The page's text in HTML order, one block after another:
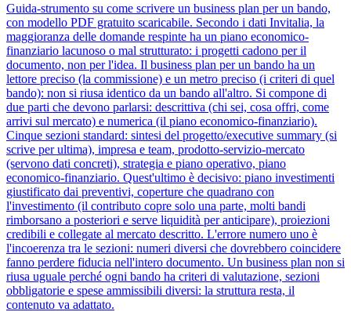
Guida-strumento su come scrivere un business plan per un bando,
con modello PDF gratuito scaricabile. Secondo i dati Invitalia, la
maggioranza delle domande respinte ha un piano economico-
finanziario lacunoso o mal strutturato: i progetti cadono per il
documento, non per l'idea. Il business plan per un bando ha un
lettore preciso (la commissione) e un metro preciso (i criteri di quel
bando): non si riusa identico da un bando all'altro. Si compone di
due parti che devono parlarsi: descrittiva (chi sei, cosa offri, come
arrivi sul mercato) e numerica (il piano economico-finanziario).
Cinque sezioni standard: sintesi del progetto/executive summary (si
scrive per ultima), impresa e team, prodotto-servizio-mercato
(servono dati concreti), strategia e piano operativo, piano
economico-finanziario. Quest'ultimo è decisivo: piano investimenti
giustificato dai preventivi, coperture che quadrano con
l'investimento (il contributo copre solo una parte, molti bandi
rimborsano a posteriori e serve liquidità per anticipare), proiezioni
credibili e collegate al mercato descritto. L'errore numero uno è
l'incoerenza tra le sezioni: numeri diversi che dovrebbero coincidere
fanno perdere fiducia nell'intero documento. Un business plan non si
riusa uguale perché ogni bando ha criteri di valutazione, sezioni
obbligatorie e spese ammissibili diversi: la struttura resta, il
contenuto va adattato.